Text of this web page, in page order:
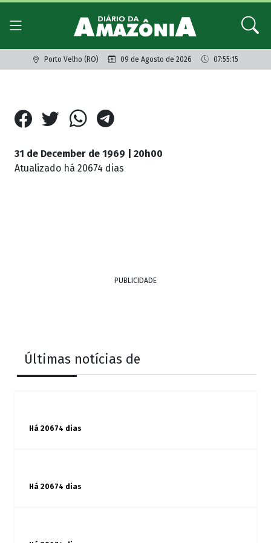
Porto Velho (RO) 09 de Agosto de 2026 07:55:15
31 de December de 1969 | 20h00
Atualizado há 20674 dias
PUBLICIDADE
Últimas notícias de
Há 20674 dias
Há 20674 dias